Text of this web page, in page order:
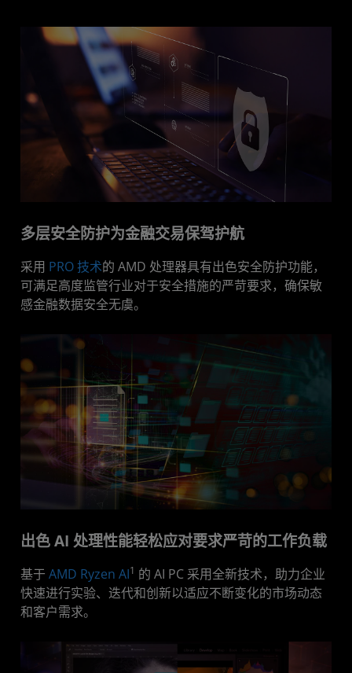
多层安全防护为金融交易保驾护航
采用 PRO 技术的 AMD 处理器具有出色安全防护功能，
可满足高度监管行业对于安全措施的严苛要求，确保敏
感金融数据安全无虞。
出色 AI 处理性能轻松应对要求严苛的工作负载
基于 AMD Ryzen AI1 的 AI PC 采用全新技术，助力企业
快速进行实验、迭代和创新以适应不断变化的市场动态
和客户需求。